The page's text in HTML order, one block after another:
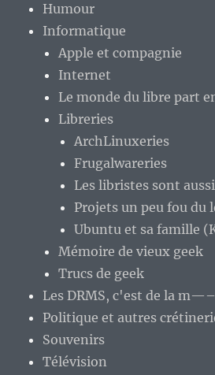
Humour
Informatique
Apple et compagnie
Internet
Le monde du libre part
Libreries
ArchLinuxeries
Frugalwareries
Les libristes sont
Projets un peu fou du
Ubuntu et sa famille
Mémoire de vieux geek
Trucs de geek
Les DRMS, c'est de la
Politique et autres
Souvenirs
Télévision